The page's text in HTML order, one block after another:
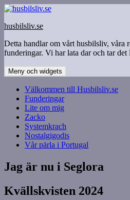
Hoppa
innehåll
husbilsliv.se
Detta handlar om vårt husbilsliv, våra
funderingar. Vi har lata dar och tar det
Meny och widgets
Välkommen till Husbilsliv.se
Funderingar
Lite om mig
Zacko
Systemkrach
Nostalgigodis
Vår pärla i Portugal
Jag är nu i Seglora
Kvällskvisten 2024